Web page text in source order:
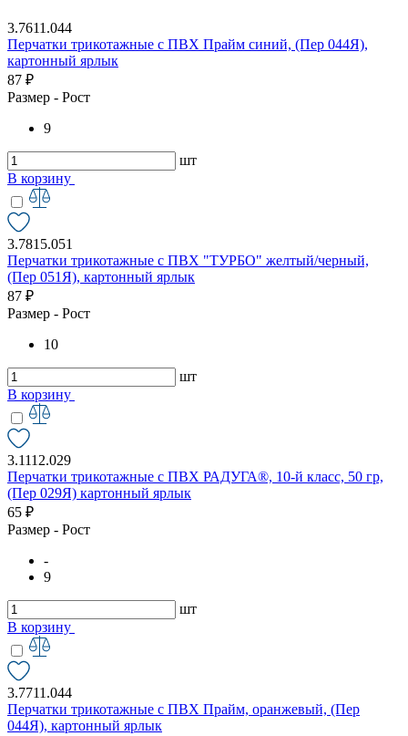
3.7611.044
Перчатки трикотажные с ПВХ Прайм синий, (Пер 044Я),
картонный ярлык
87 ₽
Размер - Рост
9
шт
В корзину
3.7815.051
Перчатки трикотажные с ПВХ "ТУРБО" желтый/черный,
(Пер 051Я), картонный ярлык
87 ₽
Размер - Рост
10
шт
В корзину
3.1112.029
Перчатки трикотажные с ПВХ РАДУГА®, 10-й класс, 50 гр,
(Пер 029Я) картонный ярлык
65 ₽
Размер - Рост
-
9
шт
В корзину
3.7711.044
Перчатки трикотажные с ПВХ Прайм, оранжевый, (Пер
044Я), картонный ярлык